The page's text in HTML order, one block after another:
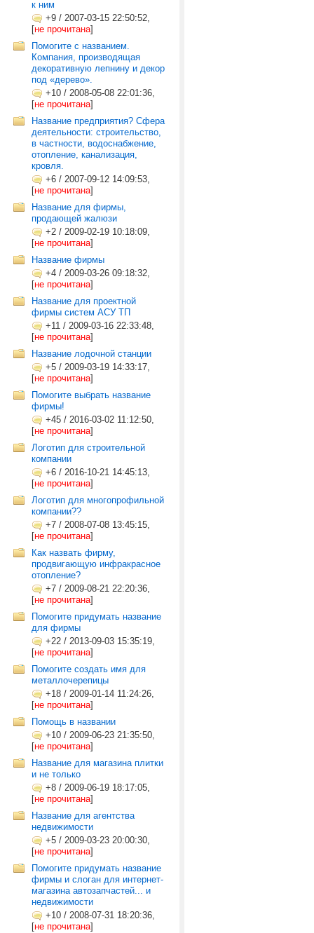
к ним
+9 / 2007-03-15 22:50:52,
[не прочитана]
Помогите с названием.
Компания, производящая
декоративную лепнину и декор
под «дерево».
+10 / 2008-05-08 22:01:36,
[не прочитана]
Название предприятия? Сфера
деятельности: строительство,
в частности, водоснабжение,
отопление, канализация,
кровля.
+6 / 2007-09-12 14:09:53,
[не прочитана]
Название для фирмы,
продающей жалюзи
+2 / 2009-02-19 10:18:09,
[не прочитана]
Название фирмы
+4 / 2009-03-26 09:18:32,
[не прочитана]
Название для проектной
фирмы систем АСУ ТП
+11 / 2009-03-16 22:33:48,
[не прочитана]
Название лодочной станции
+5 / 2009-03-19 14:33:17,
[не прочитана]
Помогите выбрать название
фирмы!
+45 / 2016-03-02 11:12:50,
[не прочитана]
Логотип для строительной
компании
+6 / 2016-10-21 14:45:13,
[не прочитана]
Логотип для многопрофильной
компании??
+7 / 2008-07-08 13:45:15,
[не прочитана]
Как назвать фирму,
продвигающую инфракрасное
отопление?
+7 / 2009-08-21 22:20:36,
[не прочитана]
Помогите придумать название
для фирмы
+22 / 2013-09-03 15:35:19,
[не прочитана]
Помогите создать имя для
металлочерепицы
+18 / 2009-01-14 11:24:26,
[не прочитана]
Помощь в названии
+10 / 2009-06-23 21:35:50,
[не прочитана]
Название для магазина плитки
и не только
+8 / 2009-06-19 18:17:05,
[не прочитана]
Название для агентства
недвижимости
+5 / 2009-03-23 20:00:30,
[не прочитана]
Помогите придумать название
фирмы и слоган для интернет-
магазина автозапчастей... и
недвижимости
+10 / 2008-07-31 18:20:36,
[не прочитана]